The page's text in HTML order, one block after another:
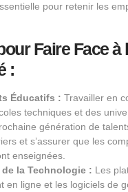
pour retenir les
Faire Face à
:
Éducatifs : Travailler en
techniques et des
génération de
et s’assurer que les
enseignées.
la Technologie : Les
en ligne et les logiciels de